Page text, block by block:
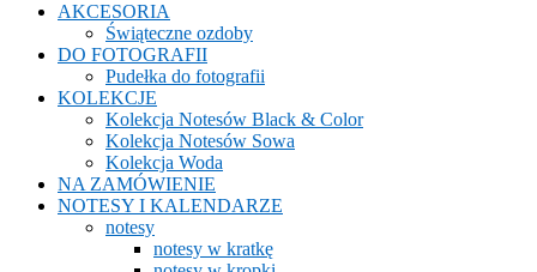
AKCESORIA
Świąteczne ozdoby
DO FOTOGRAFII
Pudełka do fotografii
KOLEKCJE
Kolekcja Notesów Black & Color
Kolekcja Notesów Sowa
Kolekcja Woda
NA ZAMÓWIENIE
NOTESY I KALENDARZE
notesy
notesy w kratkę